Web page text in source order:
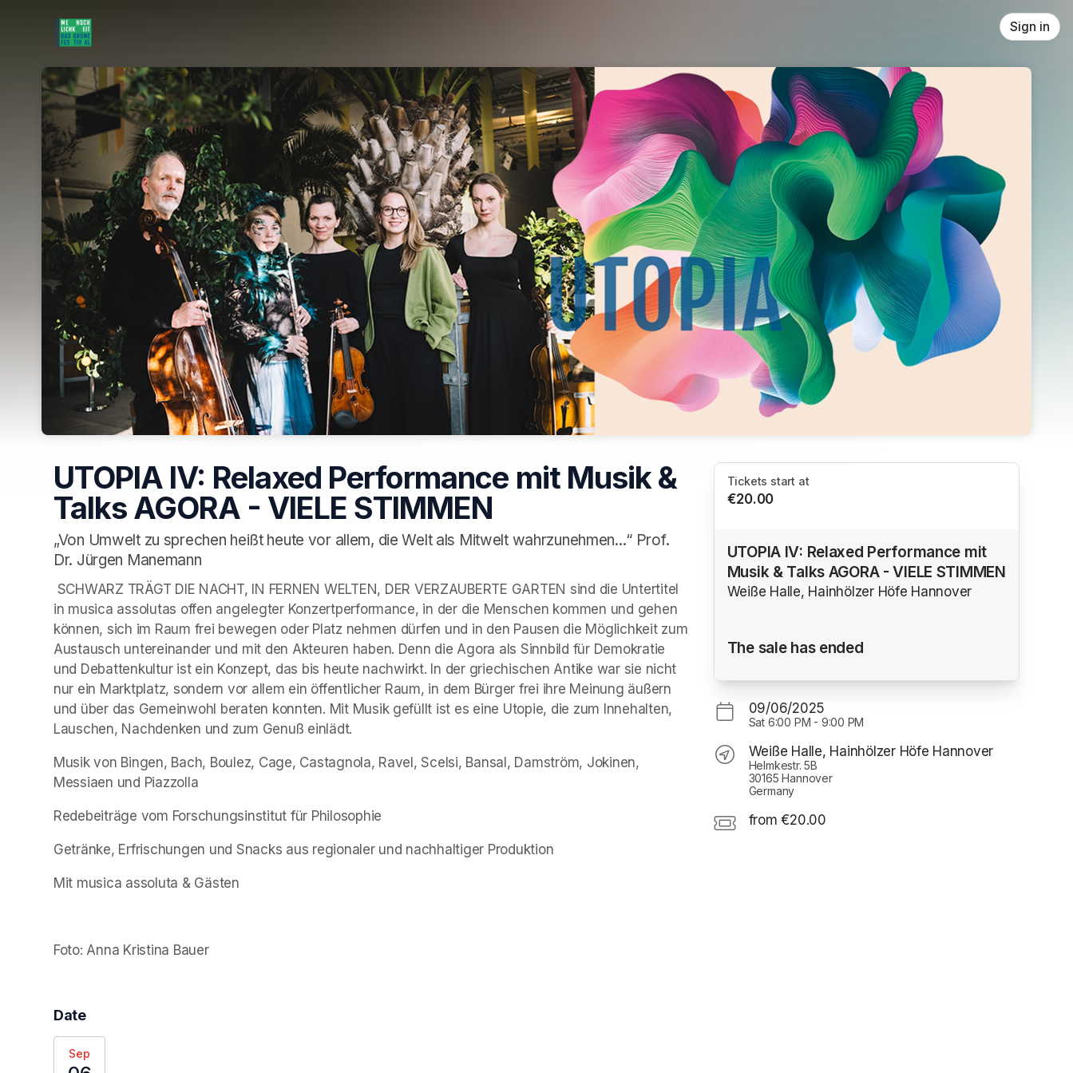
Sign in
UTOPIA IV: Relaxed Performance mit Musik &
Talks AGORA - VIELE STIMMEN
„Von Umwelt zu sprechen heißt heute vor allem, die Welt als Mitwelt wahrzunehmen...“ Prof.
Dr. Jürgen Manemann
in musica assolutas offen angelegter Konzertperformance, in der die Menschen kommen und gehen
können, sich im Raum frei bewegen oder Platz nehmen dürfen und in den Pausen die Möglichkeit zum
Austausch untereinander und mit den Akteuren haben. Denn die Agora als Sinnbild für Demokratie
und Debattenkultur ist ein Konzept, das bis heute nachwirkt. In der griechischen Antike war sie nicht
nur ein Marktplatz, sondern vor allem ein öffentlicher Raum, in dem Bürger frei ihre Meinung äußern
und über das Gemeinwohl beraten konnten. Mit Musik gefüllt ist es eine Utopie, die zum Innehalten,
Lauschen, Nachdenken und zum Genuß einlädt.
Musik von Bingen, Bach, Boulez, Cage, Castagnola, Ravel, Scelsi, Bansal, Damström, Jokinen,
Messiaen und Piazzolla
Redebeiträge vom Forschungsinstitut für Philosophie
Getränke, Erfrischungen und Snacks aus regionaler und nachhaltiger Produktion
Mit musica assoluta & Gästen
Foto: Anna Kristina Bauer
Date
Sep
Tickets start at
€20.00
UTOPIA IV: Relaxed Performance mit
Musik & Talks AGORA - VIELE STIMMEN
Weiße Halle, Hainhölzer Höfe Hannover
The sale has ended
09/06/2025
Sat 6:00 PM - 9:00 PM
Weiße Halle, Hainhölzer Höfe Hannover
Helmkestr. 5B
30165 Hannover
Germany
from €20.00